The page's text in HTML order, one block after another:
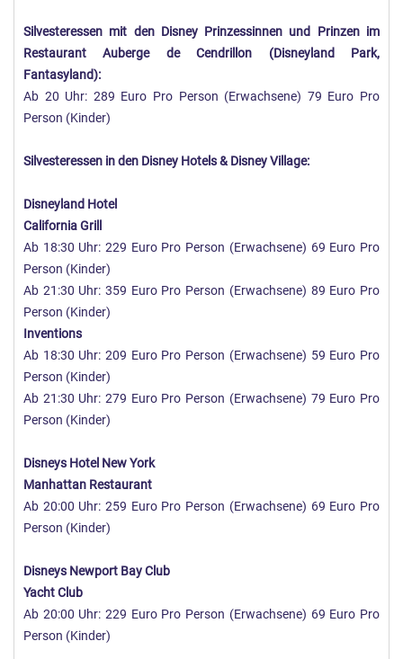
Silvesteressen mit den Disney Prinzessinnen und Prinzen im
Restaurant Auberge de Cendrillon (Disneyland Park,
Fantasyland):
Ab 20 Uhr: 289 Euro Pro Person (Erwachsene) 79 Euro Pro
Person (Kinder)
Silvesteressen in den Disney Hotels & Disney Village:
Disneyland Hotel
California Grill
Ab 18:30 Uhr: 229 Euro Pro Person (Erwachsene) 69 Euro Pro
Person (Kinder)
Ab 21:30 Uhr: 359 Euro Pro Person (Erwachsene) 89 Euro Pro
Person (Kinder)
Inventions
Ab 18:30 Uhr: 209 Euro Pro Person (Erwachsene) 59 Euro Pro
Person (Kinder)
Ab 21:30 Uhr: 279 Euro Pro Person (Erwachsene) 79 Euro Pro
Person (Kinder)
Disneys Hotel New York
Manhattan Restaurant
Ab 20:00 Uhr: 259 Euro Pro Person (Erwachsene) 69 Euro Pro
Person (Kinder)
Disneys Newport Bay Club
Yacht Club
Ab 20:00 Uhr: 229 Euro Pro Person (Erwachsene) 69 Euro Pro
Person (Kinder)